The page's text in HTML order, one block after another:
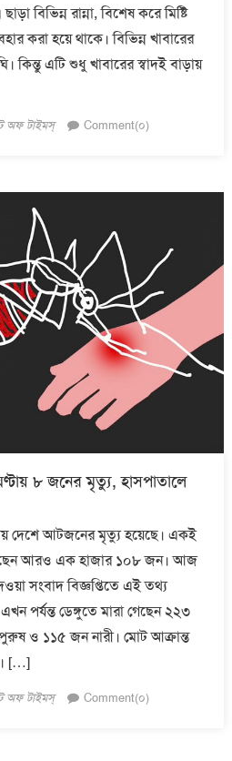
বিভিন্ন রান্না, বিশেষ করে মিষ্টি
করা হয়ে থাকে। বিভিন্ন খাবারের
কিন্তু এটি শুধু খাবারের স্বাদই বাড়ায়
অফ টাইমস্ Comment(০)
৮ জনের মৃত্যু, হাসপাতালে
দেশে আটজনের মৃত্যু হয়েছে। একই
আরও এক হাজার ১০৮ জন। আজ
সংবাদ বিজ্ঞপ্তিতে এই তথ্য
পর্যন্ত ডেঙ্গুতে মারা গেছেন ২২৩
ও ১১৫ জন নারী। মোট আক্রান্ত
[…]
অফ টাইমস্ Comment(০)